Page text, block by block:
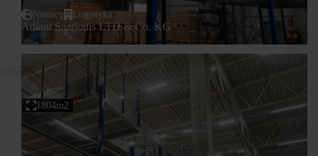
Niemcy Logistyka
Adiant Saarlouis LTD & Co. KG
1804m2